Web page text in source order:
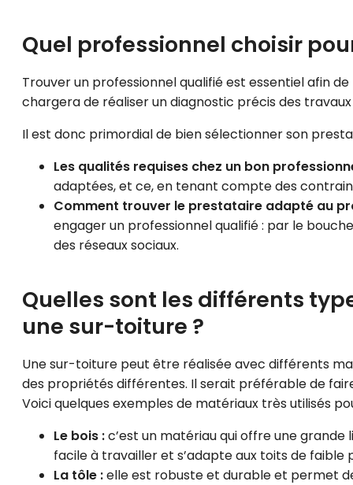
Quel professionnel choisir
Trouver un professionnel qualifié est essentiel afin
chargera de réaliser un diagnostic précis des
Il est donc primordial de bien sélectionner son
Les qualités requises chez un bon
adaptées, et ce, en tenant compte des
Comment trouver le prestataire adapté au
engager un professionnel qualifié : par le
des réseaux sociaux.
Quelles sont les différents
une sur-toiture ?
Une sur-toiture peut être réalisée avec différents
des propriétés différentes. Il serait préférable de
Voici quelques exemples de matériaux très utilisés
Le bois :c’est un matériau qui offre une
facile à travailler et s’adapte aux toits de faible
La tôle :elle est robuste et durable et permet